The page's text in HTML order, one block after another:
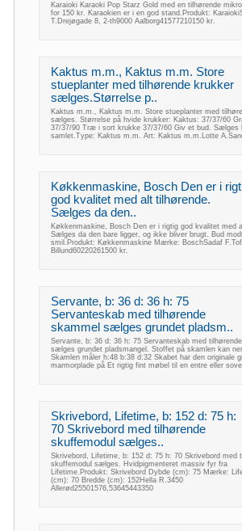
Karaioki Karaoki Pop Starz Gold med en tilhørende
for 150 kr. Karaokien er i en god stand.Produkt:
T.Drejøgade 8, 2-th9000 Aalborg41577210150 kr.
Kaktus m.m., Kaktus m.m. Store
stueplanter med tilhørende krukker
sælges.Størrelse p..
Kaktus m.m., Kaktus m.m. Store stueplanter med
sælges. Størrelse på hvide krukker: Kaktus: 37/37/60
37/37/90 Træ i sort krukke 37/37/60 Giv et bud. Sælges
samlet.Type: Kaktus m.m. Art: Kaktus m.m.Lotte
Køkkenmaskine, Bosch Den er i
god kvalitet med alt tilhørende.
Sælges da den..
Køkkenmaskine, Bosch Den er i rigtig god kvalitet med
Sælges da den bare ligger, og ikke bliver brugt. Bud
smil.Produkt: Køkkenmaskine Mærke: BoschSadaf
Billund60220261500 kr.
Servante, b: 36 d: 36 h: 75
Servanteskab med tilhørende
skammel sælges grundet pladsm..
Servante, b: 36 d: 36 h: 75 Servanteskab med
sælges grundet pladsmangel. Stoffet på skamlen kan
Skamlen måler h:48 b:38 d:32 Skabet har den originale
marmorplade på Et rigtig fint møbel til en entre eller
Skrivebord, Lifetime, b: 152 d: 75 h:
70 Skrivebord med tilhørende
skuffemodul sælges..
Skrivebord, Lifetime, b: 152 d: 75 h: 70 Skrivebord med
skuffemodul sælges. Hvidpigmenteret massiv fyr fra
Lifetime.Produkt: Skrivebord Dybde (cm): 75 Mærke:
(cm): 70 Bredde (cm): 152Hella R.3450
Allerød25501576,53645443350